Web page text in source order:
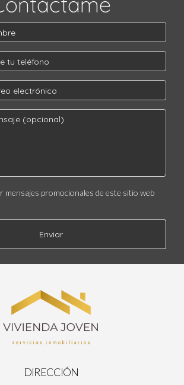
contratar a un agente
tu casa por tu cuenta, un agente
experiencia y un conocimiento
lo que puede facilitar la venta y
puede variar, pero en un mercado
Madrid, podrías esperar entre 30 y 90
en cuenta al fijar el precio de
la demanda actual y, si es posible,
mensajes promocionales de este sitio web
Enviar
DIRECCIÓN